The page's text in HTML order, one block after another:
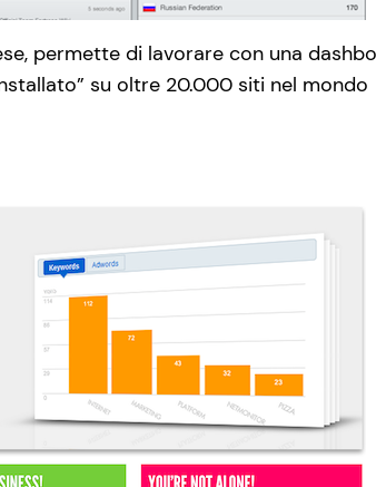
permette di lavorare con una
su oltre 20.000 siti nel mondo